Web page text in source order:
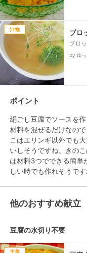
汁物 ブロ
ブロ
by ゆ
ポイント
絹ごし豆腐でソースを
材料を混ぜるだけなの
こはエリンギ以外でも
いしそうですね。きの
は材料3つでできる簡単
しい時でも作れそうです
他のおすすめ献立
豆腐の水切り不要
主菜